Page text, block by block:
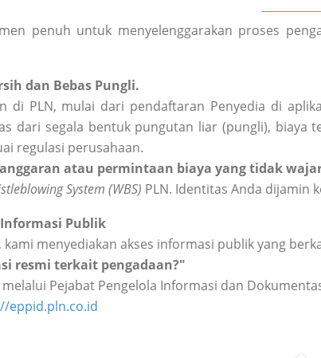
penuh untuk menyelenggarakan proses
dan Bebas Pungli.
di PLN, mulai dari pendaftaran Penyedia di
dari segala bentuk pungutan liar (pungli), biaya
regulasi perusahaan.
atau permintaan biaya yang tidak
System (WBS) PLN. Identitas Anda dijamin
Publik
menyediakan akses informasi publik yang
resmi terkait pengadaan?"
Pejabat Pengelola Informasi dan
eppid.pln.co.id